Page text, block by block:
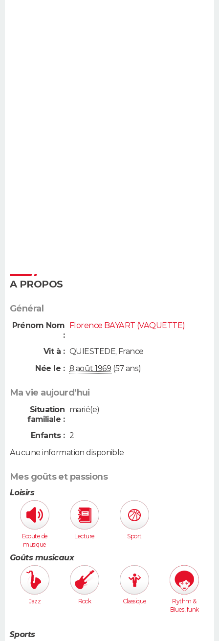
A PROPOS
Général
Prénom Nom
:
Florence BAYART (VAQUETTE)
Vit à : QUIESTEDE, France
Née le : 8 août 1969 (57 ans)
Ma vie aujourd'hui
Situation
familiale :
marié(e)
Enfants : 2
Aucune information disponible
Mes goûts et passions
Loisirs
Ecoute de
musique
Lecture Sport
Goûts musicaux
Jazz Rock Classique
Rythm &
Blues, funk
Sports